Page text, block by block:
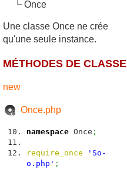
Once
Une classe Once ne crée
qu'une seule instance.
MÉTHODES DE CLASSE
new
Once.php
namespace Once ;
require_once
'So-
o.php' ;